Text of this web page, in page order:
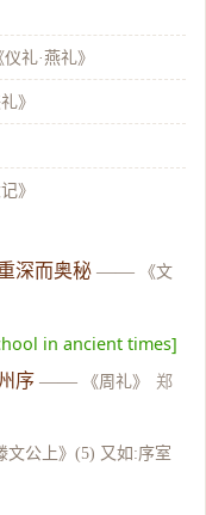
仪礼·燕礼》
》
》
深而奥秘 ——
《文
in ancient times]
序 —— 《周礼》
郑
文公上》(5) 又如:序室